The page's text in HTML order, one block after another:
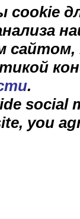
.
social
you